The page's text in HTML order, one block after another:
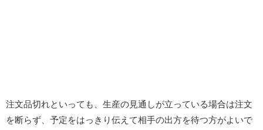
注文品切れといっても、生産の見通しが立っている場合は注文
を断らず、予定をはっきり伝えて相手の出方を待つ方がよいで